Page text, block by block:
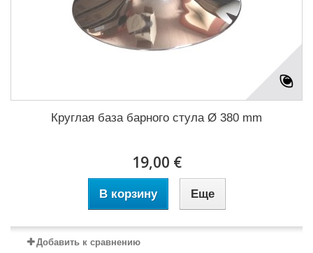
Круглая база барного стула Ø 380 mm
19,00 €
В корзину Еще
Добавить к сравнению